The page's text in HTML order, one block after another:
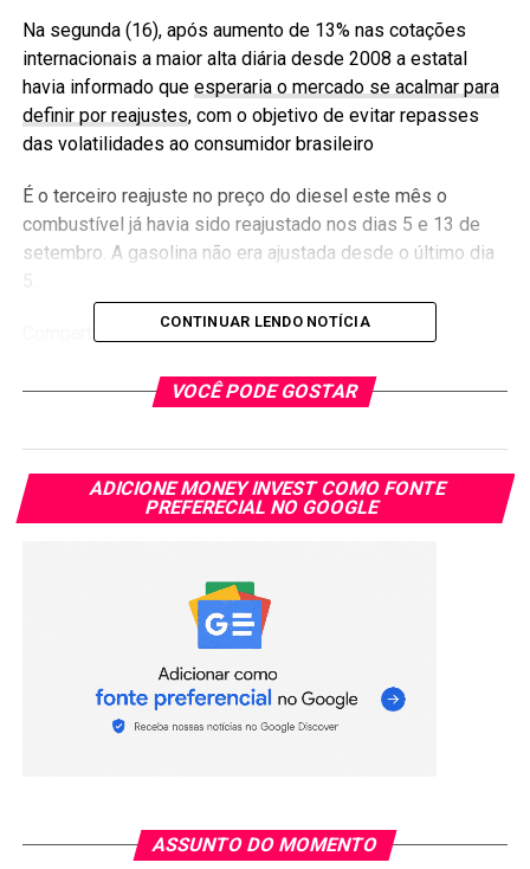
Na segunda (16), após aumento de 13% nas cotações
internacionais a maior alta diária desde 2008 a estatal
havia informado que esperaria o mercado se acalmar para
definir por reajustes, com o objetivo de evitar repasses
das volatilidades ao consumidor brasileiro
É o terceiro reajuste no preço do diesel este mês o
combustível já havia sido reajustado nos dias 5 e 13 de
setembro. A gasolina não era ajustada desde o último dia
Compartilhar:
CopyWhatsApp
Twitter
Facebook
Reddit
Email
TÓPICOS RELACIONADOS:
PRÓXIMA:
Oi negocia venda de segmento móvel para TIM e
Quem vai comprar a Oi? temos os possíveis
CONTINUAR LENDO NOTÍCIA
VOCÊ PODE GOSTAR
ADICIONE MONEY INVEST COMO FONTE
PREFERECIAL NO GOOGLE
ASSUNTO DO MOMENTO